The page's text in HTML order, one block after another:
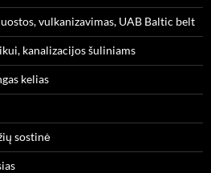
vulkanizavimas, UAB Baltic belt
kanalizacijos šuliniams
kelias
sostinė